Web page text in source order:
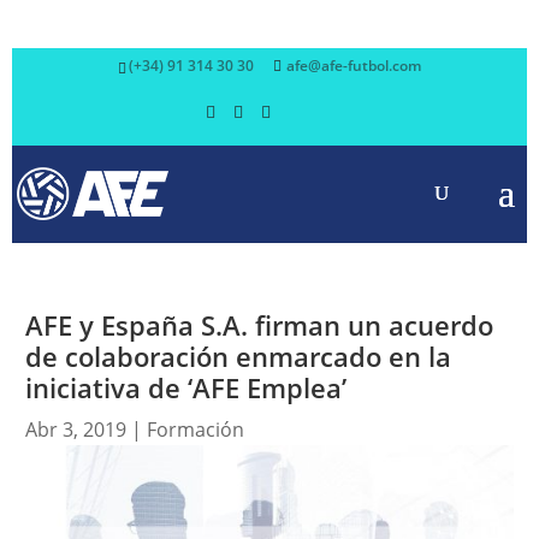
(+34) 91 314 30 30 afe@afe-futbol.com
AFE y España S.A. firman un acuerdo
de colaboración enmarcado en la
iniciativa de ‘AFE Emplea’
Abr 3, 2019| Formación